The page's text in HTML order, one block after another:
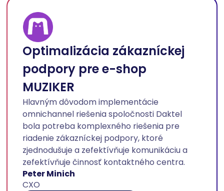
Optimalizácia zákazníckej
podpory pre e-shop
MUZIKER
Hlavným dôvodom implementácie
omnichannel riešenia spoločnosti Daktel
bola potreba komplexného riešenia pre
riadenie zákazníckej podpory, ktoré
zjednodušuje a zefektívňuje komunikáciu a
zefektívňuje činnosť kontaktného centra.
Peter Minich
CXO